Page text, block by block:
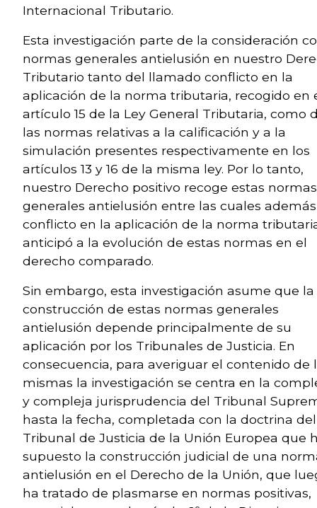
Internacional Tributario.
Esta investigación parte de la consideración
normas generales antielusión en nuestro
Tributario tanto del llamado conflicto en la
aplicación de la norma tributaria, recogido en
artículo 15 de la Ley General Tributaria, como
las normas relativas a la calificación y a la
simulación presentes respectivamente en los
artículos 13 y 16 de la misma ley. Por lo tanto,
nuestro Derecho positivo recoge estas normas
generales antielusión entre las cuales
conflicto en la aplicación de la norma
anticipó a la evolución de estas normas en el
derecho comparado.
Sin embargo, esta investigación asume que la
construcción de estas normas generales
antielusión depende principalmente de su
aplicación por los Tribunales de Justicia. En
consecuencia, para averiguar el contenido de
mismas la investigación se centra en la
y compleja jurisprudencia del Tribunal
hasta la fecha, completada con la doctrina del
Tribunal de Justicia de la Unión Europea que
supuesto la construcción judicial de una
antielusión en el Derecho de la Unión, que
ha tratado de plasmarse en normas positivas,